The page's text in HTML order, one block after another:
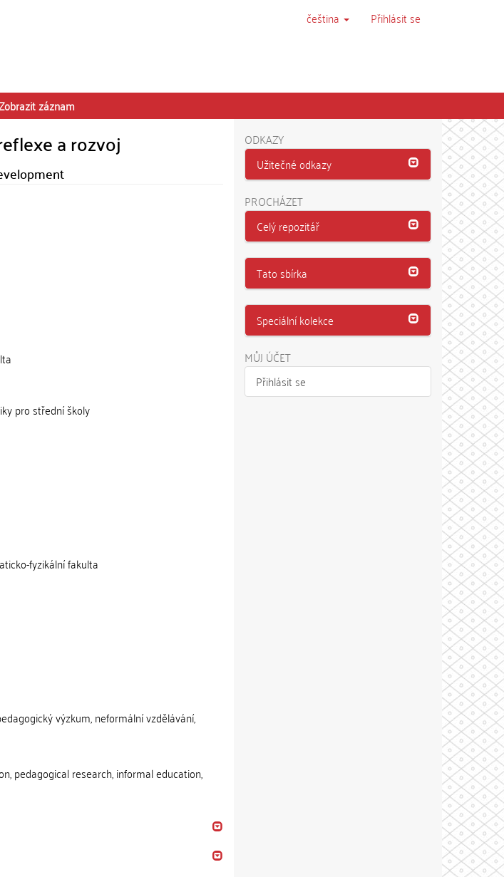
čeština Přihlásit se
záznam
a rozvoj
pro střední školy
fyzikální fakulta
výzkum, neformální vzdělávání,
pedagogical research, informal education,
ODKAZY
Užitečné odkazy
PROCHÁZET
Celý repozitář
Tato sbírka
Speciální kolekce
MŮJ ÚČET
Přihlásit se